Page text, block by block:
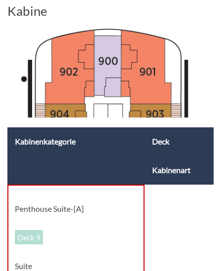
Kabine
Kabinenkategorie Deck
Kabinenart
Penthouse Suite-[A]
Deck 9
Suite